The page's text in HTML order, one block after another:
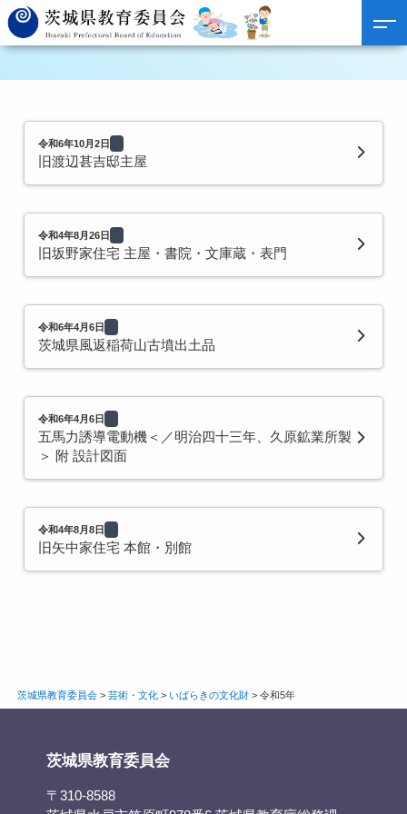
令和6年10月2日
旧渡辺甚吉邸主屋
令和4年8月26日
旧坂野家住宅 主屋・書院・文庫蔵・表門
令和6年4月6日
茨城県風返稲荷山古墳出土品
令和6年4月6日
五馬力誘導電動機＜／明治四十三年、久原鉱業所製
＞ 附 設計図面
令和4年8月8日
旧矢中家住宅 本館・別館
茨城県教育委員会> 芸術・文化> いばらきの文化財> 令和5年
茨城県教育委員会
〒310-8588